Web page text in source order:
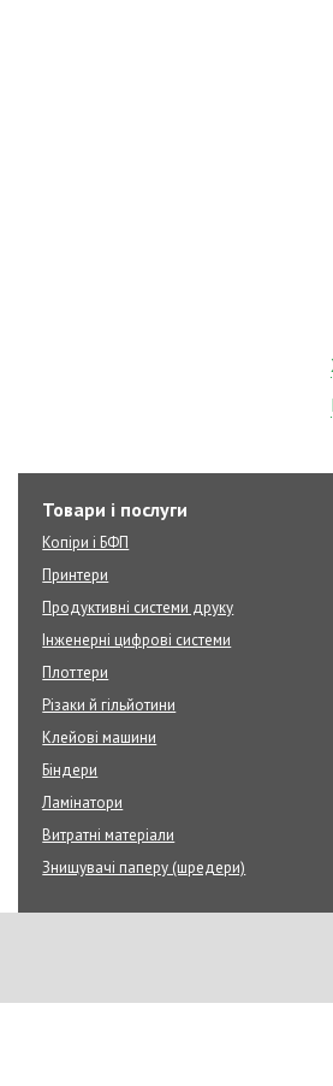
Товари і послуги
Копіри і БФП
Принтери
Продуктивні системи друку
Інженерні цифрові системи
Плоттери
Різаки й гільйотини
Клейові машини
Біндери
Ламінатори
Витратні матеріали
Знищувачі паперу (шредери)